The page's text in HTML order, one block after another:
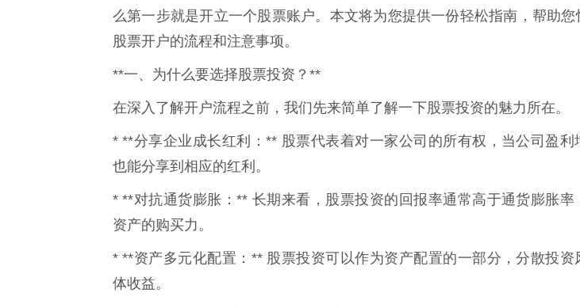
么第一步就是开立一个股票账户。本文将为您提供一份轻松指南，帮助
股票开户的流程和注意事项。
**一、为什么要选择股票投资？**
在深入了解开户流程之前，我们先来简单了解一下股票投资的魅力所在。
* **分享企业成长红利：** 股票代表着对一家公司的所有权，当公司盈利
也能分享到相应的红利。
* **对抗通货膨胀：** 长期来看，股票投资的回报率通常高于通货膨胀率
资产的购买力。
* **资产多元化配置：** 股票投资可以作为资产配置的一部分，分散投资
体收益。